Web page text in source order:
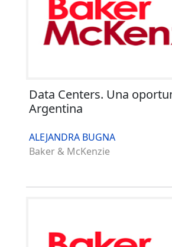
Data Centers. Una
Argentina
ALEJANDRA BUGNA
Baker & McKenzie